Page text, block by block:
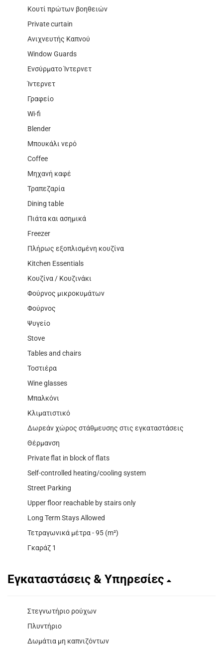
Κουτί πρώτων βοηθειών
Private curtain
Ανιχνευτής Καπνού
Window Guards
Ενσύρματο Ίντερνετ
Ίντερνετ
Γραφείο
Wi-fi
Blender
Μπουκάλι νερό
Coffee
Μηχανή καφέ
Τραπεζαρία
Dining table
Πιάτα και ασημικά
Freezer
Πλήρως εξοπλισμένη κουζίνα
Kitchen Essentials
Κουζίνα / Κουζινάκι
Φούρνος μικροκυμάτων
Φούρνος
Ψυγείο
Stove
Tables and chairs
Τοστιέρα
Wine glasses
Μπαλκόνι
Κλιματιστικό
Δωρεάν χώρος στάθμευσης στις εγκαταστάσεις
Θέρμανση
Private flat in block of flats
Self-controlled heating/cooling system
Street Parking
Upper floor reachable by stairs only
Long Term Stays Allowed
Τετραγωνικά μέτρα - 95 (m²)
Γκαράζ 1
Εγκαταστάσεις & Υπηρεσίες
Στεγνωτήριο ρούχων
Πλυντήριο
Δωμάτια μη καπνιζόντων